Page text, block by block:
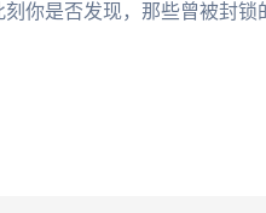
你是否发现，那些曾被封锁